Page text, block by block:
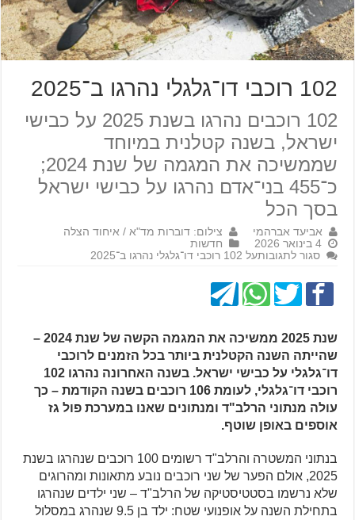
102 רוכבי דו־גלגלי נהרגו ב־2025
102 רוכבים נהרגו בשנת 2025 על כבישי
ישראל, בשנה קטלנית במיוחד
שממשיכה את המגמה של שנת 2024;
כ־455 בני־אדם נהרגו על כבישי ישראל
בסך הכל
אביעד אברהמי
צילום: דוברות מד"א / איחוד הצלה
4 בינואר 2026
חדשות
סגור לתגובותעל 102 רוכבי דו־גלגלי נהרגו ב־2025
שנת 2025 ממשיכה את המגמה הקשה של שנת 2024 –
שהייתה השנה הקטלנית ביותר בכל הזמנים לרוכבי
דו־גלגלי על כבישי ישראל. בשנה האחרונה נהרגו 102
רוכבי דו־גלגלי, לעומת 106 רוכבים בשנה הקודמת – כך
עולה מנתוני הרלב"ד ומנתונים שאנו במערכת פול גז
אוספים באופן שוטף.
בנתוני המשטרה והרלב"ד רשומים 100 רוכבים שנהרגו בשנת
2025, אולם הפער של שני רוכבים נובע מתאונות ומהרוגים
שלא נרשמו בסטטיסטיקה של הרלב"ד – שני ילדים שנהרגו
בתחילת השנה על אופנועי שטח: ילד בן 9.5 שנהרג במסלול